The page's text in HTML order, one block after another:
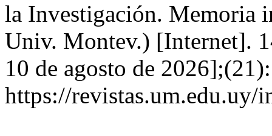
la Investigación. Memoria
Univ. Montev.) [Internet].
10 de agosto de
https://